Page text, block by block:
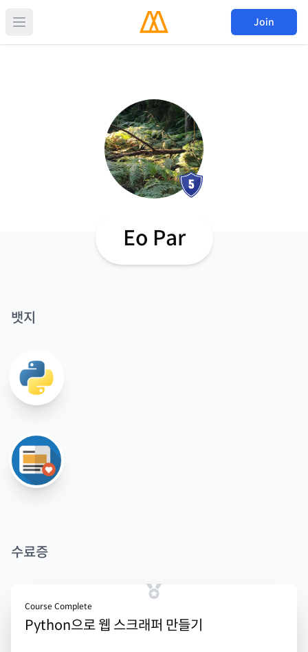
Join
Eo Par
뱃지
수료증
Course Complete
Python으로 웹 스크래퍼 만들기